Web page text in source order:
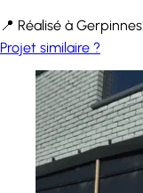
📍 Réalisé à Gerpinnes
Projet similaire ?